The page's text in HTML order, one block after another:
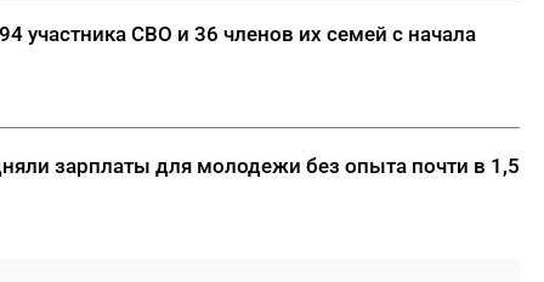
участника СВО и 36 членов их семей с начала
зарплаты для молодежи без опыта почти в 1,5